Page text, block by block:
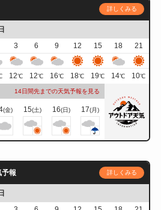
詳しくみる
3 6 9 12 15 18
21
12℃ 12℃ 16℃ 18℃ 19℃ 14℃ 10℃
14日間先までの天気予報を見る
(金) 15(土) 16(日) 17(月)
報 詳しくみる